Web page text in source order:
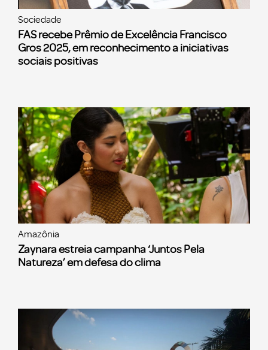
Sociedade
FAS recebe Prêmio de Excelência Francisco
Gros 2025, em reconhecimento a iniciativas
sociais positivas
Amazônia
Zaynara estreia campanha ‘Juntos Pela
Natureza’ em defesa do clima